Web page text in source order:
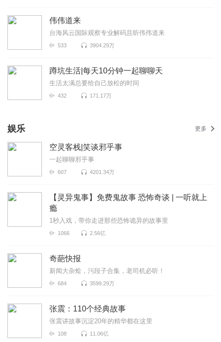
伟伟道来
台海风云国际观察专业解码且听伟伟道来
533 3904.29万
蹲坑生活|每天10分钟一起聊聊天
生活太满总要给自己放松的时间
432 171.17万
娱乐 更多
空灵客栈|笑谈邪乎事
一起聊聊邪乎事
607 4201.34万
【灵异鬼事】免费鬼故事 恐怖奇谈 | 一听就上
瘾
1秒入戏，带你走进那些恐怖诡异的故事里
1066 2.56亿
奇葩快报
新闻大杂烩，污段子合集，老司机必听！
684 3599.29万
张震：110个经典故事
张震讲故事沉淀20年的精华都在这里
108 11.06亿